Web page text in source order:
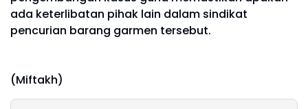
ada keterlibatan pihak lain dalam sindikat
pencurian barang garmen tersebut.
(Miftakh)